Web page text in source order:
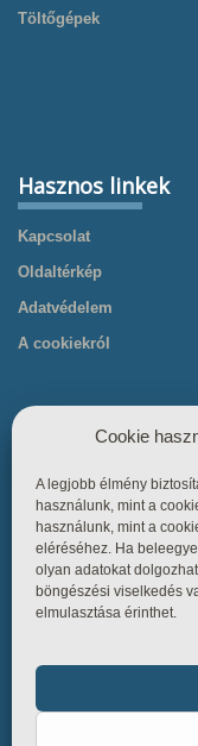
Töltőgépek
Hasznos linkek
Kapcsolat
Oldaltérkép
Adatvédelem
A cookiekról
Hasznos linkek
Főoldal
Termékek
Tudástár
Üzletszabályzat
Cookie
A legjobb élmény
használunk, mint a
használunk, mint a
eléréséhez. Ha
olyan adatokat
böngészési viselkedés
elmulasztása érinthet.